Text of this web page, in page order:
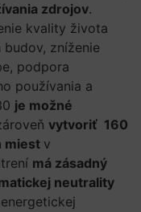
zdrojov.
kvality života
zníženie
podpora
používania a
je možné
vytvoriť 160
miest v
má zásadný
neutrality